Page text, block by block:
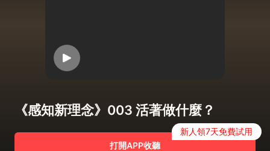
《感知新理念》003 活著做什麼？
打開APP收聽
新人領7天免費試用